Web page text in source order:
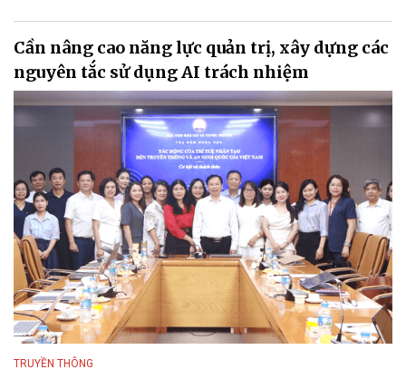
Cần nâng cao năng lực quản trị, xây dựng các
nguyên tắc sử dụng AI trách nhiệm
TRUYỀN THÔNG